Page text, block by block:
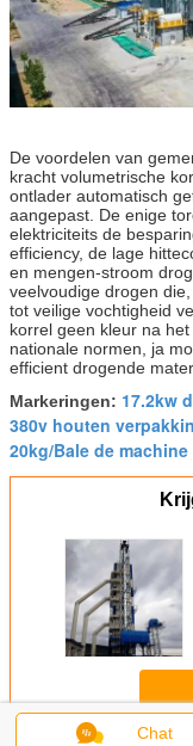
De voordelen van
kracht volumetrische
ontlader automatisch
aangepast. De enige
elektriciteits de
efficiency, de lage
en mengen-stroom
veelvoudige drogen
tot veilige vochtigheid
korrel geen kleur na
nationale normen, ja
efficient drogende
Markeringen: 17.2kw
380v houten
20kg/Bale de
Chat